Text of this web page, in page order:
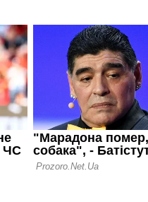
Рішення
Руні
18.05.26 10:43
Вейн Руні
покарати